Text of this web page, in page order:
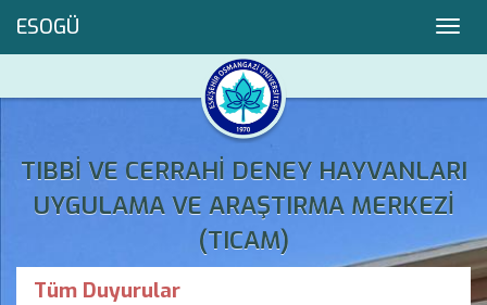
ESOGÜ
TIBBİ VE CERRAHİ DENEY HAYVANLARI
UYGULAMA VE ARAŞTIRMA MERKEZİ
(TICAM)
Tüm Duyurular